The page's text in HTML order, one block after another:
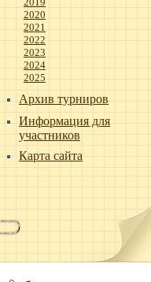
2020
2021
2022
2023
2024
2025
Архив турниров
Информация для
участников
Карта сайта